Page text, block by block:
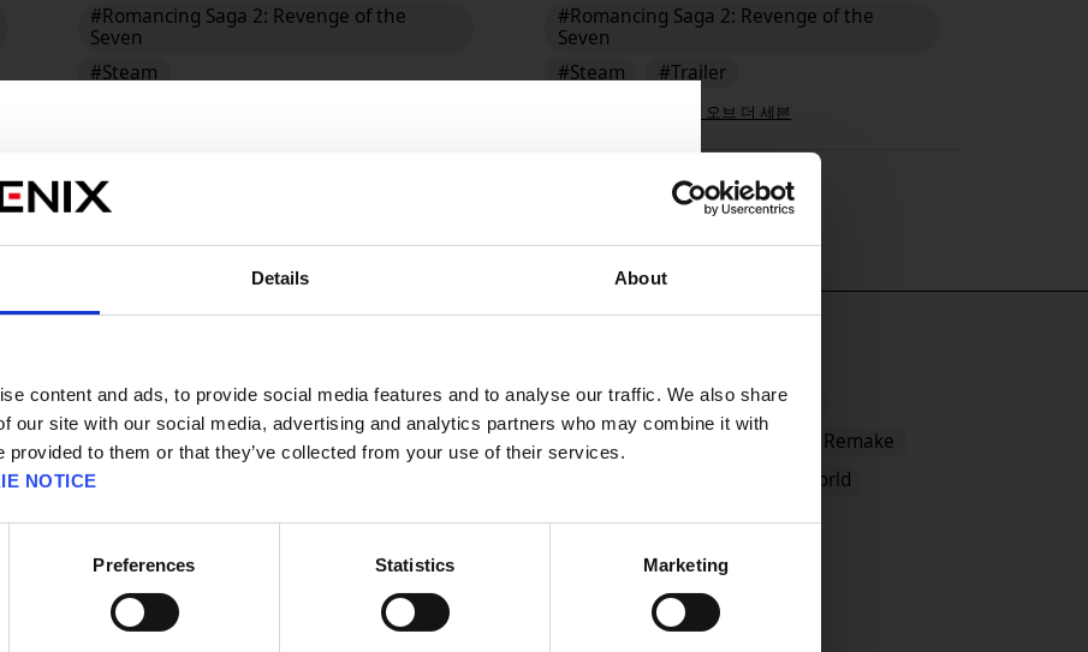
Details About
content and ads, to provide social media features and to analyse our traffic. We also share
our site with our social media, advertising and analytics partners who may combine it with
provided to them or that they’ve collected from your use of their services.
NOTICE
Preferences Statistics Marketing
#Romancing Saga 2: Revenge of the
Seven
#Steam
#Romancing Saga 2: Revenge of the
Seven
#Steam
#Trailer
로맨싱 사가 2 리벤지 오브 더 세븐
#BRAVELY #BRAVELY DEFAULT FLYING FAIRY HD Remaster #CCFFVIIR
#Demo
QUEST #DRAGON QUEST I & II HD-2D Remake
#DRAGON QUEST I and II HD-2D Remake
QUEST MONSTERS: The Dark Prince
#DRAGON QUEST MONSTERS: The Withered World
QUEST VII Reimagined #DRAGON QUEST XII #Epic Games Store
#EVENTS
販売エリアを選択してください。
Please select a sales area.
판매지역을 선택해주세요.